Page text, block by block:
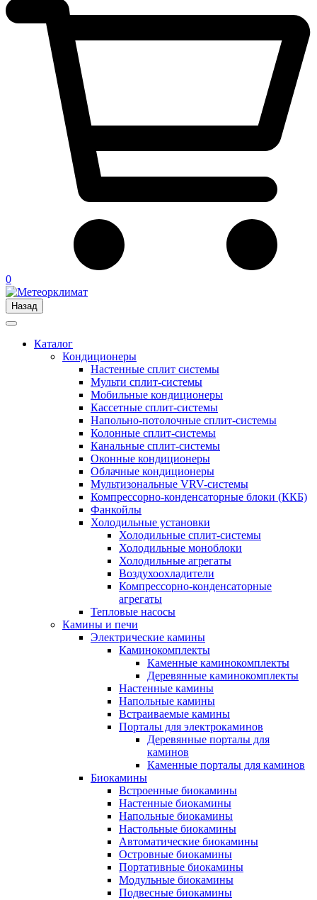
0
Назад
Каталог
Кондиционеры
Настенные сплит системы
Мульти сплит-системы
Мобильные кондиционеры
Кассетные сплит-системы
Напольно-потолочные сплит-системы
Колонные сплит-системы
Канальные сплит-системы
Оконные кондиционеры
Облачные кондиционеры
Мультизональные VRV-системы
Компрессорно-конденсаторные блоки (ККБ)
Фанкойлы
Холодильные установки
Холодильные сплит-системы
Холодильные моноблоки
Холодильные агрегаты
Воздухоохладители
Компрессорно-конденсаторные
агрегаты
Тепловые насосы
Камины и печи
Электрические камины
Каминокомплекты
Каменные каминокомплекты
Деревянные каминокомплекты
Настенные камины
Напольные камины
Встраиваемые камины
Порталы для электрокаминов
Деревянные порталы для
каминов
Каменные порталы для каминов
Биокамины
Встроенные биокамины
Настенные биокамины
Напольные биокамины
Настольные биокамины
Автоматические биокамины
Островные биокамины
Портативные биокамины
Модульные биокамины
Подвесные биокамины